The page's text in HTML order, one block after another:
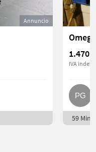
Annuncio
1.470 €
IVA
59 Min.